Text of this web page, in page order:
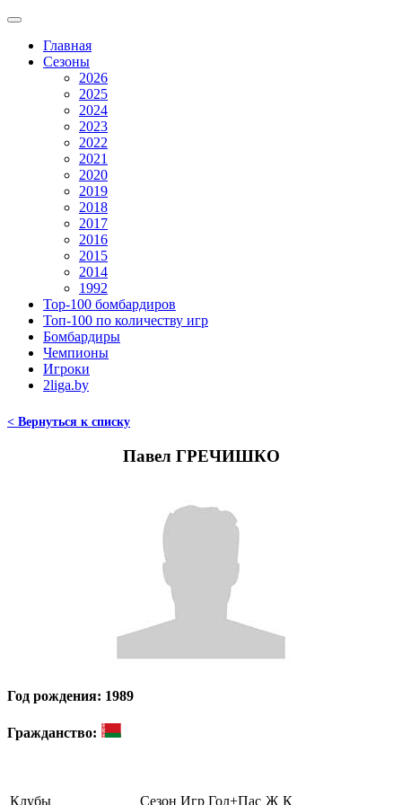
Главная
Сезоны
2026
2025
2024
2023
2022
2021
2020
2019
2018
2017
2016
2015
2014
1992
Top-100 бомбардиров
Топ-100 по количеству игр
Бомбардиры
Чемпионы
Игроки
2liga.by
< Вернуться к списку
Павел ГРЕЧИШКО
Год рождения: 1989
Гражданство:
Клубы Сезон Игр Гол+Пас Ж К